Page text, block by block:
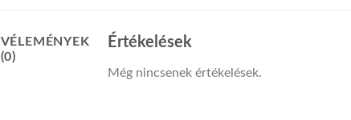
VÉLEMÉNYEK
(0)
Értékelések
Még nincsenek értékelések.